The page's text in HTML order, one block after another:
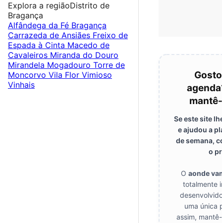
Se este site
e ajudou a
de semana,
o
O aonde
totalmente
uma única
assim,
Explora a regiãoDistrito de
Bragança
Alfândega da Fé Bragança
Carrazeda de Ansiães Freixo de
Espada à Cinta Macedo de
Cavaleiros Miranda do Douro
Mirandela Mogadouro Torre de
Moncorvo Vila Flor Vimioso
Vinhais